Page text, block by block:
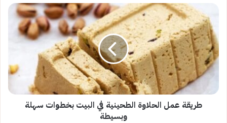
طريقة
عمل
الحلاوة
الطحينية
في
البيت
بخطوات
سهلة
وبسيطة
طريقة عمل الحلاوة الطحينية في البيت بخطوات سهلة
وبسيطة